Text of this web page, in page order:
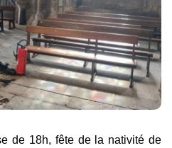
de 18h, fête de la nativité de